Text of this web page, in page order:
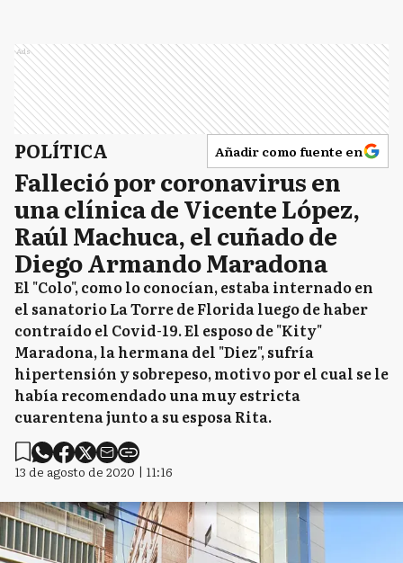
Ads
POLÍTICA Añadir como fuente en
Falleció por coronavirus en
una clínica de Vicente López,
Raúl Machuca, el cuñado de
Diego Armando Maradona
El "Colo", como lo conocían, estaba internado en
el sanatorio La Torre de Florida luego de haber
contraído el Covid-19. El esposo de "Kity"
Maradona, la hermana del "Diez", sufría
hipertensión y sobrepeso, motivo por el cual se le
había recomendado una muy estricta
cuarentena junto a su esposa Rita.
13 de agosto de 2020 | 11:16